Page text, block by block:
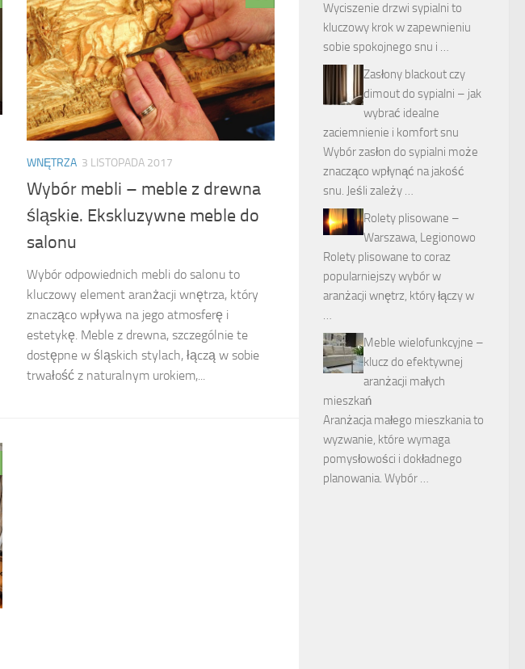
WNĘTRZA 3 LISTOPADA 2017
Wybór mebli – meble z drewna
śląskie. Ekskluzywne meble do
salonu
Wybór odpowiednich mebli do salonu to
kluczowy element aranżacji wnętrza, który
znacząco wpływa na jego atmosferę i
estetykę. Meble z drewna, szczególnie te
dostępne w śląskich stylach, łączą w sobie
trwałość z naturalnym urokiem,...
Wyciszenie drzwi sypialni to
kluczowy krok w zapewnieniu
sobie spokojnego snu i …
Zasłony blackout czy
dimout do sypialni – jak
wybrać idealne
zaciemnienie i komfort snu
Wybór zasłon do sypialni może
znacząco wpłynąć na jakość
snu. Jeśli zależy …
Rolety plisowane –
Warszawa, Legionowo
Rolety plisowane to coraz
popularniejszy wybór w
aranżacji wnętrz, który łączy w
…
Meble wielofunkcyjne –
klucz do efektywnej
aranżacji małych
mieszkań
Aranżacja małego mieszkania to
wyzwanie, które wymaga
pomysłowości i dokładnego
planowania. Wybór …